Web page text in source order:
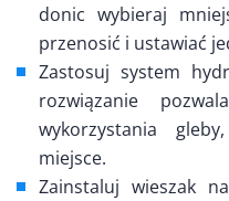
donic wybieraj
przenosić i ustawiać
Zastosuj system
rozwiązanie
wykorzystania
miejsce.
Zainstaluj wieszak